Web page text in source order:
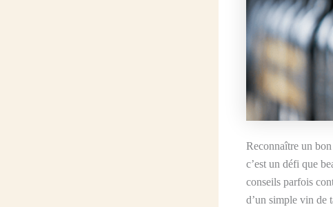
Reconnaître un
c’est un défi que
conseils parfois
d’un simple vin de